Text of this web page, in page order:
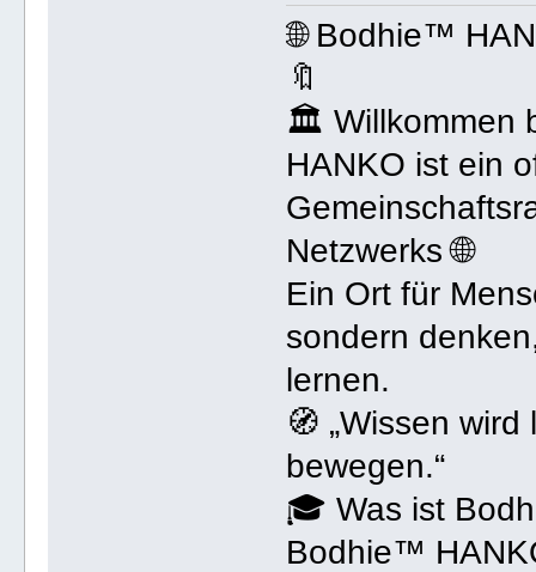
🌐 Bodhie™
🔖
🏛 Willkommen
HANKO ist ein
Netzwerks 🌐
Ein Ort für
sondern
lernen.
🧭 „Wissen
bewegen.“
🎓 Was ist
Bodhie™